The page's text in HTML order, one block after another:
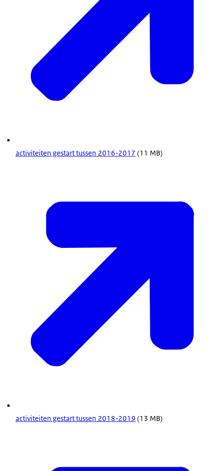
activiteiten gestart tussen 2016-2017 (11 MB)
activiteiten gestart tussen 2018-2019 (13 MB)